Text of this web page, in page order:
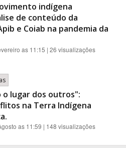
indígena
de conteúdo da
e Coiab na pandemia da
as 11:15 | 26 visualizações
o lugar dos outros":
na Terra Indígena
as 11:59 | 148 visualizações